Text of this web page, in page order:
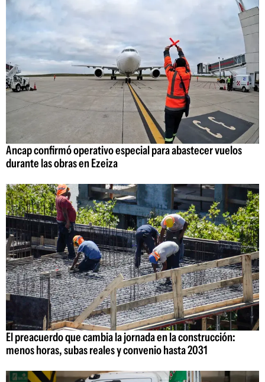
Ancap confirmó operativo especial para abastecer vuelos
durante las obras en Ezeiza
El preacuerdo que cambia la jornada en la construcción:
menos horas, subas reales y convenio hasta 2031